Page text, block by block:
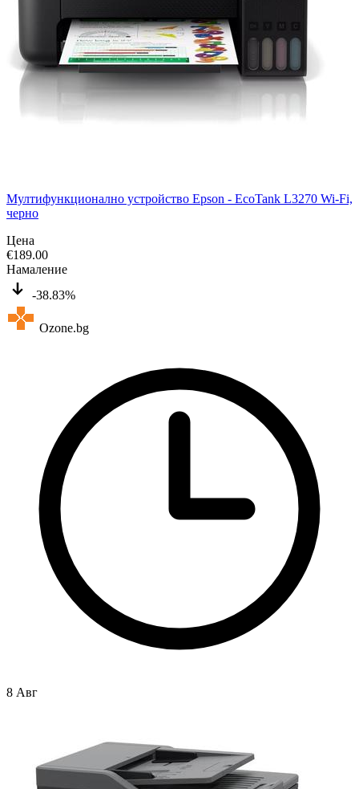
Мултифункционално устройство Epson - EcoTank L3270 Wi-Fi,
черно
Цена
€189.00
Намаление
-38.83%
Ozone.bg
8 Авг